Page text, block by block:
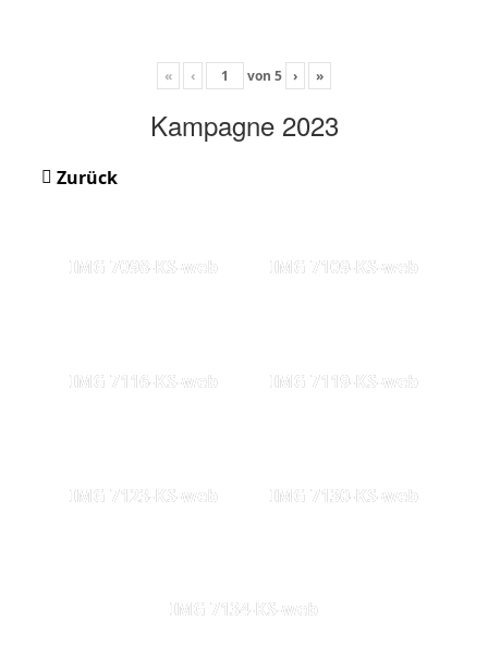
« ‹ von 5 › »
Kampagne 2023
Zurück
IMG 7098-KS-web IMG 7109-KS-web
IMG 7116-KS-web IMG 7119-KS-web
IMG 7123-KS-web IMG 7130-KS-web
IMG 7134-KS-web